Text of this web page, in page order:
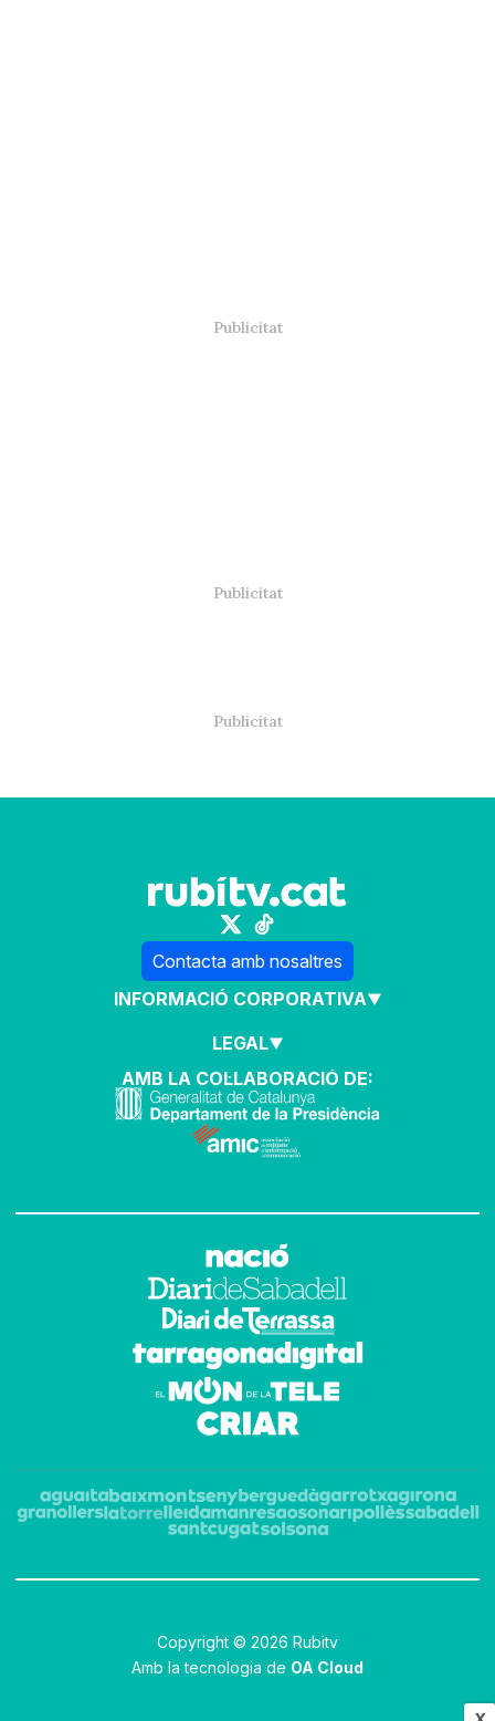
Contacta amb nosaltres
INFORMACIÓ CORPORATIVA
LEGAL
AMB LA COL·LABORACIÓ DE:
Copyright © 2026 Rubitv
Amb la tecnologia de OA Cloud